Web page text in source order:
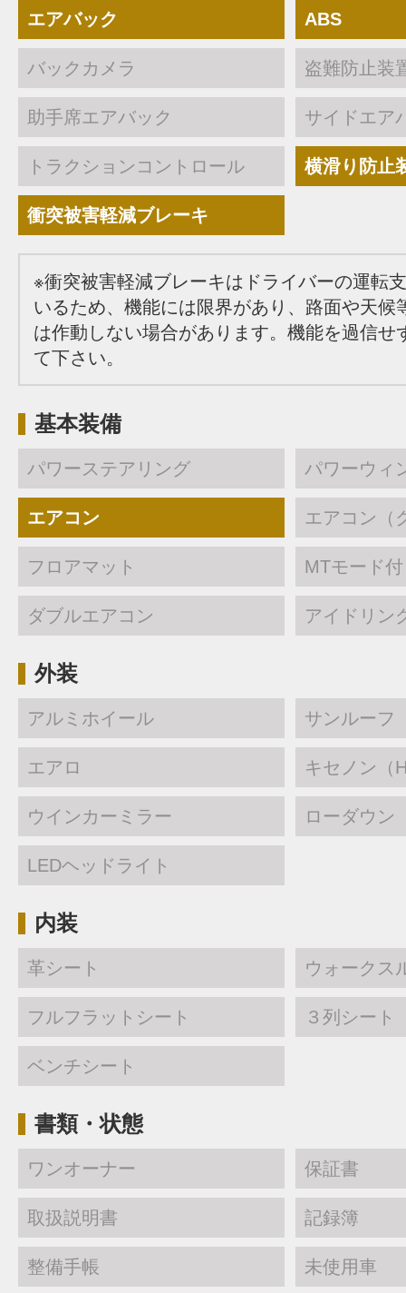
エアバック ABS
バックカメラ 盗難防止装
助手席エアバック サイドエア
トラクションコントロール 横滑り防止
衝突被害軽減ブレーキ
※衝突被害軽減ブレーキはドライバーの運転
いるため、機能には限界があり、路面や天候
は作動しない場合があります。機能を過信せ
て下さい。
基本装備
パワーステアリング パワーウィ
エアコン エアコン（
フロアマット MTモード
ダブルエアコン アイドリン
外装
アルミホイール サンルーフ
エアロ キセノン（
ウインカーミラー ローダウン
LEDヘッドライト
内装
革シート ウォークス
フルフラットシート ３列シート
ベンチシート
書類・状態
ワンオーナー 保証書
取扱説明書 記録簿
整備手帳 未使用車